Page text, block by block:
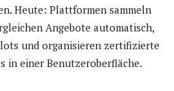
Heute: Plattformen sammeln
Angebote automatisch,
und organisieren zertifizierte
in einer Benutzeroberfläche.